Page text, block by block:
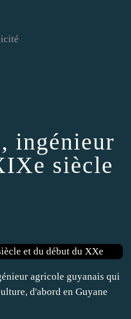
ingénieur
siècle
agricole guyanais qui
d'abord en Guyane